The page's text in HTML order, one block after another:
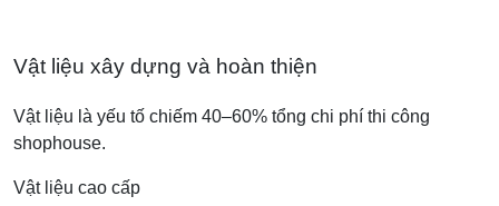
Vật liệu xây dựng và hoàn thiện
Vật liệu là yếu tố chiếm 40–60% tổng chi phí thi công
shophouse.
Vật liệu cao cấp